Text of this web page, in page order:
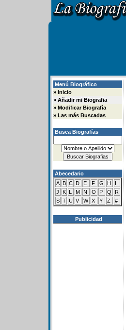
Menú Biográfico
» Inicio
» Añadir mi Biografia
» Modificar Biografía
» Las más Buscadas
Busca Biografías
Abecedario
A B C D E F G H
I
J
K L M N O P Q
R
S T U V W X Y Z #
Publicidad